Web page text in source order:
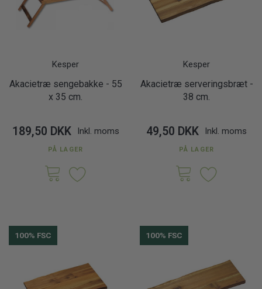
Kesper
Akacietræ sengebakke - 55
x 35 cm.
189,50 DKK Inkl. moms
PÅ LAGER
Kesper
Akacietræ serveringsbræt -
38 cm.
49,50 DKK Inkl. moms
PÅ LAGER
100% FSC 100% FSC